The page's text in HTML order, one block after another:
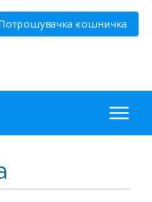
Потрошувачка кошничка